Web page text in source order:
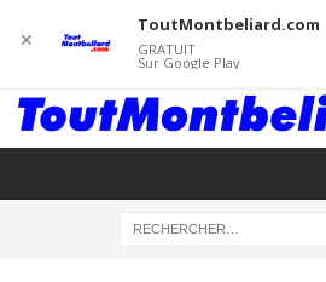
✕
ToutMontbeliard.com
GRATUIT
Sur Google Play